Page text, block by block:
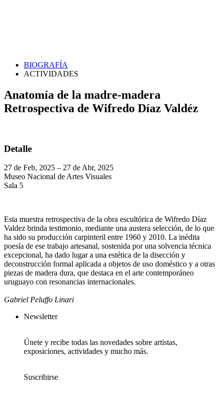
BIOGRAFÍA
ACTIVIDADES
Anatomía de la madre-madera
Retrospectiva de Wifredo Díaz Valdéz
Detalle
27 de Feb, 2025 – 27 de Abr, 2025
Museo Nacional de Artes Visuales
Sala 5
Esta muestra retrospectiva de la obra escultórica de Wifredo Díaz
Valdez brinda testimonio, mediante una austera selección, de lo que
ha sido su producción carpinteril entre 1960 y 2010. La inédita
poesía de ese trabajo artesanal, sostenida por una solvencia técnica
excepcional, ha dado lugar a una estética de la disección y
deconstrucción formal aplicada a objetos de uso doméstico y a otras
piezas de madera dura, que destaca en el arte contemporáneo
uruguayo con resonancias internacionales.
Gabriel Peluffo Linari
Newsletter
Únete y recibe todas las novedades sobre artistas,
exposiciones, actividades y mucho más.
Suscribirse